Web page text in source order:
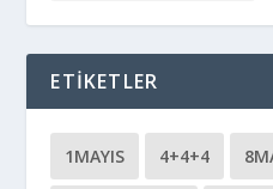
ETIKETLER
1MAYIS 4+4+4